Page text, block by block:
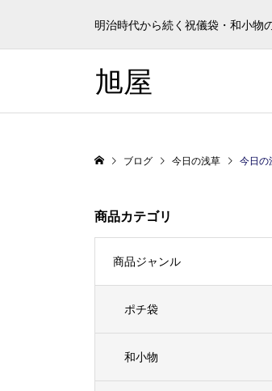
明治時代から続く祝儀袋・和小物
旭屋
ブログ 今日の浅草 今日の浅
商品カテゴリ
商品ジャンル
ポチ袋
和小物